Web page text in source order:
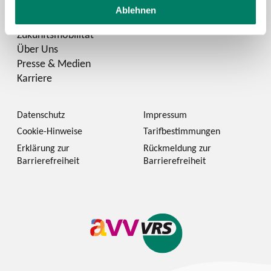
Ablehnen
Zukunftsmobilität
Über Uns
Presse & Medien
Karriere
Datenschutz
Impressum
Cookie-Hinweise
Tarifbestimmungen
Erklärung zur
Barrierefreiheit
Rückmeldung zur
Barrierefreiheit